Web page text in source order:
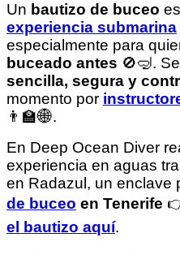
Un bautizo de buceo
experiencia submarina
especialmente para
buceado antes 🚫🤿.
sencilla, segura y
momento por
👨‍🏫🌐.
En Deep Ocean Diver
experiencia en aguas
en Radazul, un enclave
de buceo en Tenerife
el bautizo aquí.